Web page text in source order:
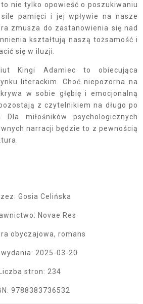
nie tylko opowieść o poszukiwaniu
pamięci i jej wpływie na nasze
zmusza do zastanowienia się nad
kształtują naszą tożsamość i
się w iluzji.
Kingi Adamiec to obiecująca
literackim. Choć niepozorna na
w sobie głębię i emocjonalną
z czytelnikiem na długo po
Dla miłośników psychologicznych
narracji będzie to z pewnością
Gosia Celińska
Novae Res
obyczajowa, romans
wydania: 2025-03-20
Liczba stron: 234
9788383736532